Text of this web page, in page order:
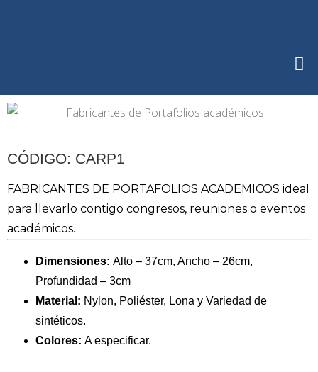
CÓDIGO: CARP1
FABRICANTES DE PORTAFOLIOS ACADEMICOS ideal
para llevarlo contigo congresos, reuniones o eventos
académicos.
Dimensiones: Alto – 37cm, Ancho – 26cm,
Profundidad – 3cm
Material: Nylon, Poliéster, Lona y Variedad de
sintéticos.
Colores: A especificar.